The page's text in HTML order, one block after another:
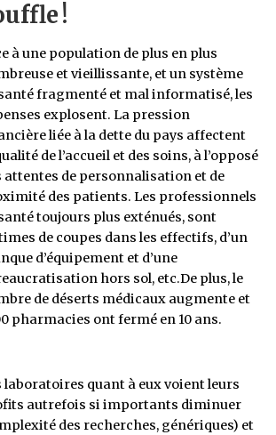
!
à une population de plus en plus
et vieillissante, et un système
fragmenté et mal informatisé, les
explosent. La pression
liée à la dette du pays affectent
de l’accueil et des soins, à l’opposé
attentes de personnalisation et de
des patients. Les professionnels
toujours plus exténués, sont
de coupes dans les effectifs, d’un
d’équipement et d’une
hors sol, etc.De plus, le
de déserts médicaux augmente et
pharmacies ont fermé en 10 ans.
laboratoires quant à eux voient leurs
autrefois si importants diminuer
des recherches, génériques) et